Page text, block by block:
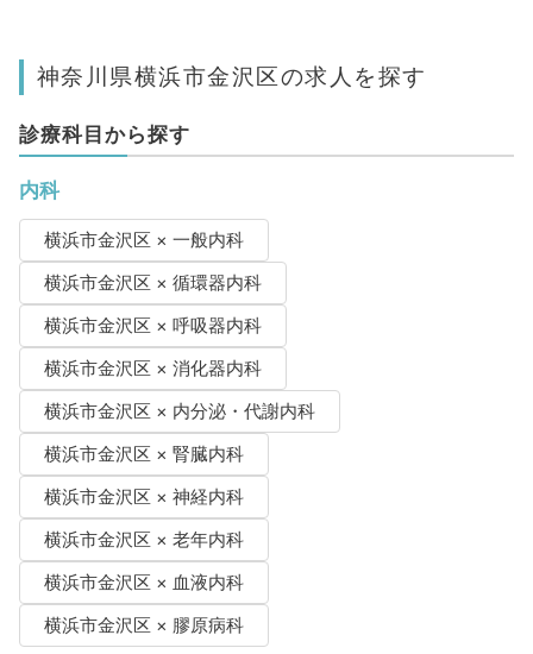
神奈川県横浜市金沢区の求人を探す
診療科目から探す
内科
横浜市金沢区 × 一般内科
横浜市金沢区 × 循環器内科
横浜市金沢区 × 呼吸器内科
横浜市金沢区 × 消化器内科
横浜市金沢区 × 内分泌・代謝内科
横浜市金沢区 × 腎臓内科
横浜市金沢区 × 神経内科
横浜市金沢区 × 老年内科
横浜市金沢区 × 血液内科
横浜市金沢区 × 膠原病科